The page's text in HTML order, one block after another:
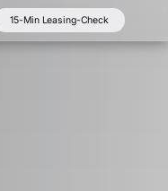
15-Min Leasing-Check